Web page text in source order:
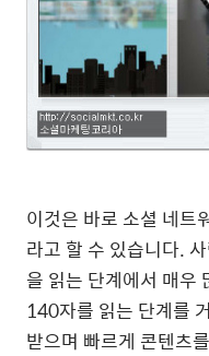
이것은 바로 소셜 네트
라고 할 수 있습니다.
을 읽는 단계에서 매우
140자를 읽는 단계를
받으며 빠르게 콘텐츠